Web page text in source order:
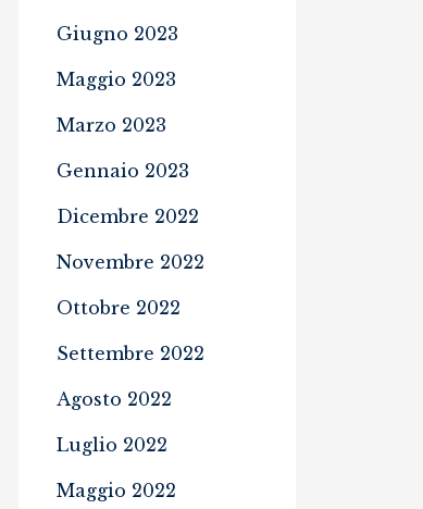
Giugno 2023
Maggio 2023
Marzo 2023
Gennaio 2023
Dicembre 2022
Novembre 2022
Ottobre 2022
Settembre 2022
Agosto 2022
Luglio 2022
Maggio 2022